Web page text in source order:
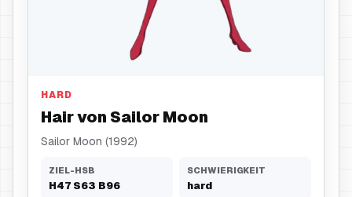
HARD
Hair von Sailor Moon
Sailor Moon (1992)
ZIEL-HSB
H47 S63 B96
SCHWIERIGKEIT
hard